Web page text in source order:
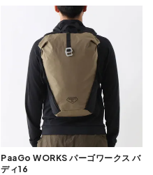
PaaGo WORKS パーゴワークス バ
ディ16